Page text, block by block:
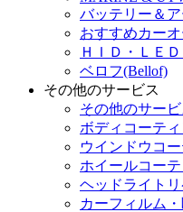
バッテリー＆
おすすめカー
ＨＩＤ・ＬＥ
ベロフ(Bellof)
その他のサービス
その他のサー
ボディコーテ
ウインドウコ
ホイールコー
ヘッドライト
カーフィルム